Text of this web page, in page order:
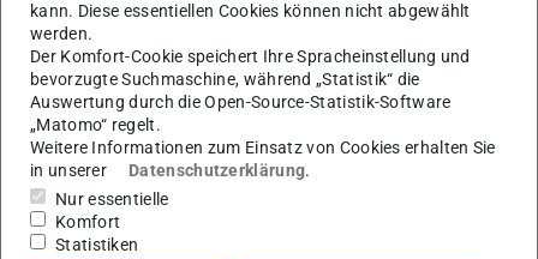
Benetzung und Transport auf strukturierten Oberflächen
Zurück
Team
kann. Diese essentiellen Cookies können nicht abgewählt
werden.
Der Komfort-Cookie speichert Ihre Spracheinstellung und
bevorzugte Suchmaschine, während „Statistik“ die
Auswertung durch die Open-Source-Statistik-Software
„Matomo“ regelt.
Weitere Informationen zum Einsatz von Cookies erhalten Sie
in unserer
Datenschutzerklärung.
Nur essentielle
Komfort
Statistiken